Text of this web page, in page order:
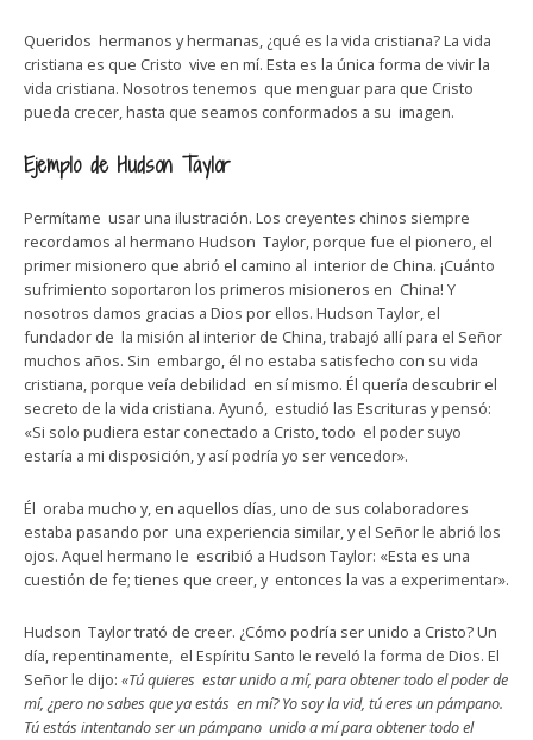
Queridos hermanos y hermanas, ¿qué es la vida cristiana? La vida
cristiana es que Cristo vive en mí. Esta es la única forma de vivir la
vida cristiana. Nosotros tenemos que menguar para que Cristo
pueda crecer, hasta que seamos conformados a su imagen.
Ejemplo de Hudson Taylor
Permítame usar una ilustración. Los creyentes chinos siempre
recordamos al hermano Hudson Taylor, porque fue el pionero, el
primer misionero que abrió el camino al interior de China. ¡Cuánto
sufrimiento soportaron los primeros misioneros en China! Y
nosotros damos gracias a Dios por ellos. Hudson Taylor, el
fundador de la misión al interior de China, trabajó allí para el Señor
muchos años. Sin embargo, él no estaba satisfecho con su vida
cristiana, porque veía debilidad en sí mismo. Él quería descubrir el
secreto de la vida cristiana. Ayunó, estudió las Escrituras y pensó:
«Si solo pudiera estar conectado a Cristo, todo el poder suyo
estaría a mi disposición, y así podría yo ser vencedor».
Él oraba mucho y, en aquellos días, uno de sus colaboradores
estaba pasando por una experiencia similar, y el Señor le abrió los
ojos. Aquel hermano le escribió a Hudson Taylor: «Esta es una
cuestión de fe; tienes que creer, y entonces la vas a experimentar».
Hudson Taylor trató de creer. ¿Cómo podría ser unido a Cristo? Un
día, repentinamente, el Espíritu Santo le reveló la forma de Dios. El
Señor le dijo: «Tú quieres estar unido a mí, para obtener todo el poder de
mí, ¿pero no sabes que ya estás en mí? Yo soy la vid, tú eres un pámpano.
Tú estás intentando ser un pámpano unido a mí para obtener todo el